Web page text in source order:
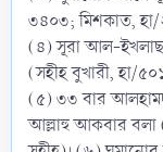
৩৪০৩; মিশকাত,
(৪) সূরা আল-
(সহীহ বুখারী, হা/
(৫) ৩৩ বার
আল্লাহু আকবার বলা